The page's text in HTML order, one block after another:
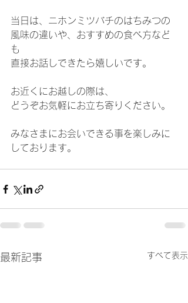
当日は、ニホンミツバチのはちみつの
風味の違いや、おすすめの食べ方など
も
直接お話しできたら嬉しいです。
お近くにお越しの際は、
どうぞお気軽にお立ち寄りください。
みなさまにお会いできる事を楽しみに
しております。
最新記事 すべて表示